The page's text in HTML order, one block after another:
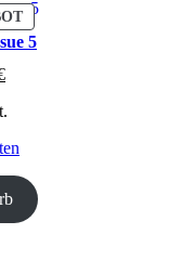
PRODUKT
IM
ANGEBOT
5
Aktueller
ist: